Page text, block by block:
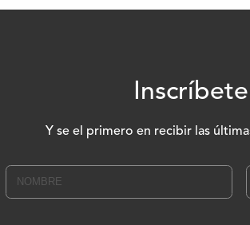
Y se el primero en recibir las